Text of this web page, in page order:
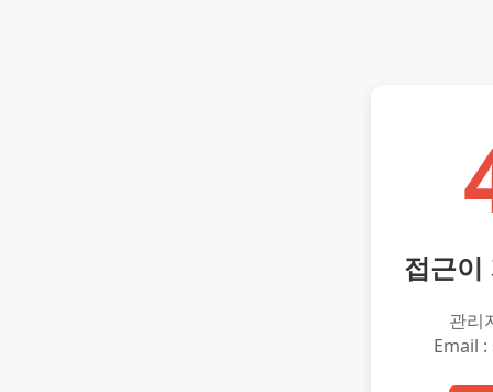
접근이
관리
Email